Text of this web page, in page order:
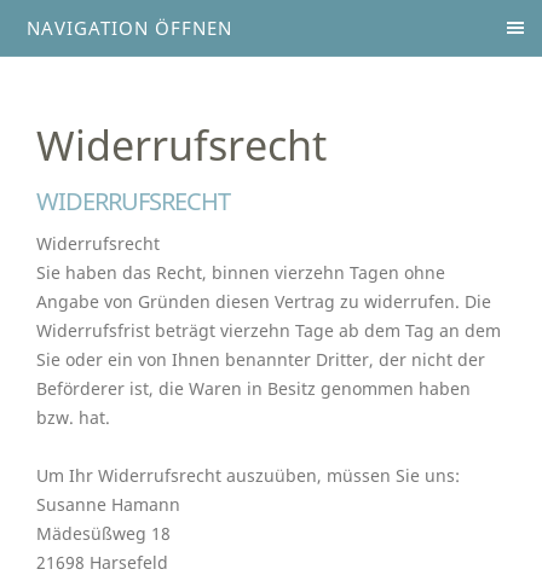
NAVIGATION ÖFFNEN
Widerrufsrecht
WIDERRUFSRECHT
Widerrufsrecht
Sie haben das Recht, binnen vierzehn Tagen ohne
Angabe von Gründen diesen Vertrag zu widerrufen. Die
Widerrufsfrist beträgt vierzehn Tage ab dem Tag an dem
Sie oder ein von Ihnen benannter Dritter, der nicht der
Beförderer ist, die Waren in Besitz genommen haben
bzw. hat.
Um Ihr Widerrufsrecht auszuüben, müssen Sie uns:
Susanne Hamann
Mädesüßweg 18
21698 Harsefeld